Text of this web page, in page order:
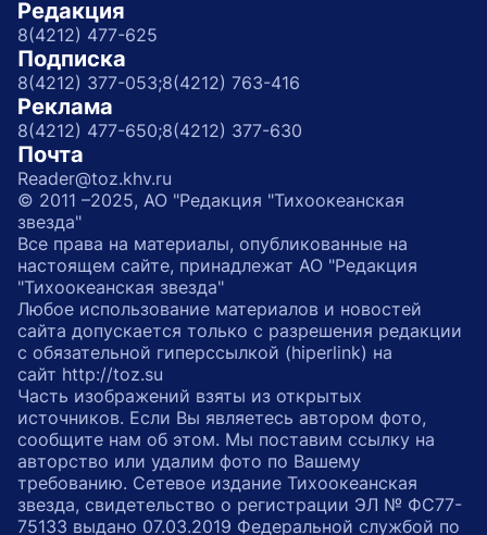
Редакция
8(4212) 477-625
Подписка
8(4212) 377-053;8(4212) 763-416
Реклама
8(4212) 477-650;8(4212) 377-630
Почта
Reader@toz.khv.ru
© 2011 –2025, АО "Редакция "Тихоокеанская
звезда"
Все права на материалы, опубликованные на
настоящем сайте, принадлежат АО "Редакция
"Тихоокеанская звезда"
Любое использование материалов и новостей
сайта допускается только с разрешения редакции
с обязательной гиперссылкой (hiperlink) на
сайт http://toz.su
Часть изображений взяты из открытых
источников. Если Вы являетесь автором фото,
сообщите нам об этом. Мы поставим ссылку на
авторство или удалим фото по Вашему
требованию. Сетевое издание Тихоокеанская
звезда, свидетельство о регистрации ЭЛ № ФС77-
75133 выдано 07.03.2019 Федеральной службой по